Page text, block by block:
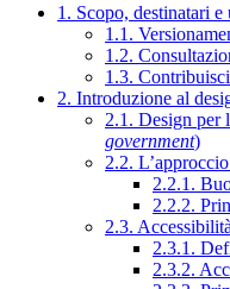
1. Scopo, destinatari
1.1.
1.2.
1.3.
2. Introduzione al
2.1. Design per
government)
2.2.
2.2.1.
2.2.2.
2.3. Accessibilità
2.3.1.
2.3.2.